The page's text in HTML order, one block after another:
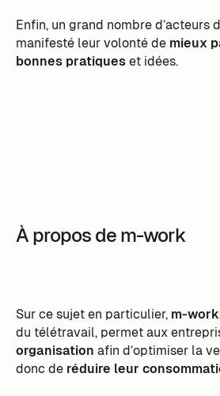
Enfin, un grand nombre d’acteurs
manifesté leur volonté de mieux
bonnes pratiqueset idées.
À propos de m-work
Sur ce sujet en particulier,m-work
du télétravail, permet aux
organisation afin d’optimiser la
donc de réduire leur